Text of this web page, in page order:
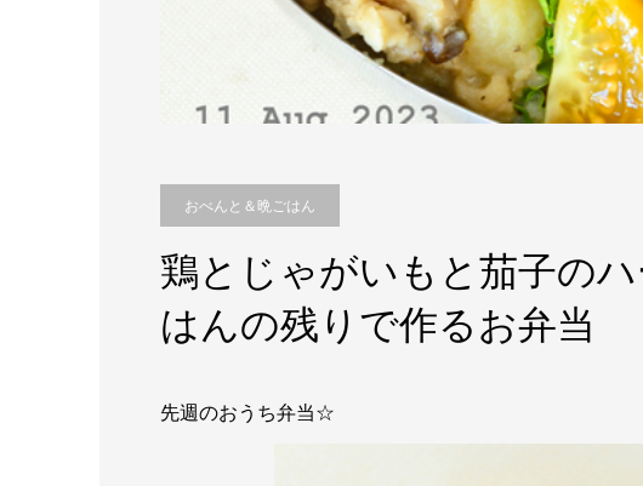
おべんと＆晩ごはん
鶏とじゃがいもと茄子の
はんの残りで作るお弁当
先週のおうち弁当☆